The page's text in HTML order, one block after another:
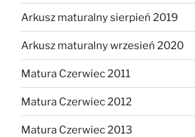
Arkusz maturalny sierpień 2019
Arkusz maturalny wrzesień 2020
Matura Czerwiec 2011
Matura Czerwiec 2012
Matura Czerwiec 2013